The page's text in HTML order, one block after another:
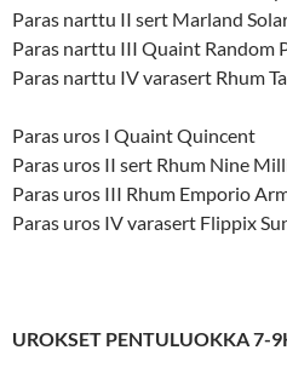
Paras narttu II sert Marland
Paras narttu III Quaint Random
Paras narttu IV varasert Rhum
Paras uros I Quaint Quincent
Paras uros II sert Rhum Nine
Paras uros III Rhum Emporio
Paras uros IV varasert Flippix
UROKSET PENTULUOKKA 7-